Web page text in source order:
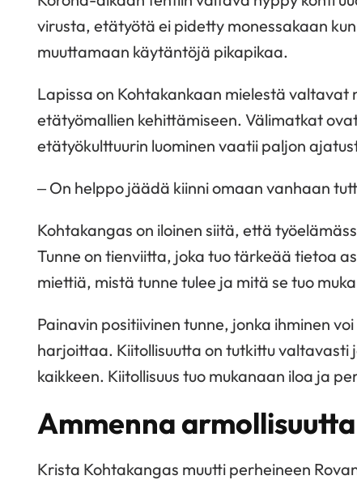
virusta, etätyötä ei pidetty monessakaan
muuttamaan käytäntöjä pikapikaa.
Lapissa on Kohtakankaan mielestä
etätyömallien kehittämiseen. Välimatkat
etätyökulttuurin luominen vaatii paljon
– On helppo jäädä kiinni omaan vanhaan
Kohtakangas on iloinen siitä, että
Tunne on tienviitta, joka tuo tärkeää tietoa
miettiä, mistä tunne tulee ja mitä se tuo
Painavin positiivinen tunne, jonka ihminen
harjoittaa. Kiitollisuutta on tutkittu valtavasti
kaikkeen. Kiitollisuus tuo mukanaan iloa ja
Ammenna armollisuutta
Krista Kohtakangas muutti perheineen